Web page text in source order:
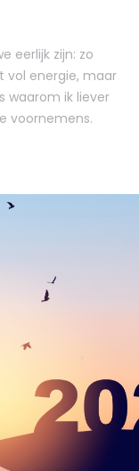
eerlijk zijn: zo
vol energie, maar
waarom ik liever
voornemens.